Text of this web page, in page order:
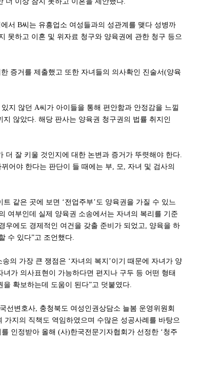
서 B씨는 유흥업소 여성들과의 성관계를 맺다 성병까
못하고 이혼 및 위자료 청구와 양육권에 관한 청구 등으
증거를 제출했고 또한 자녀들의 의사확인 진술서(양육
지 않던 A씨가 아이들을 통해 편안함과 안정감을 느낄
않았다. 해당 판사는 양육권 청구권의 법률 취지인
더 잘 키울 것인지에 대한 논변과 증거가 뚜렷해야 한다.
어야 한다는 판단이 들 때에는 부, 모, 자녀 및 검사의
트 같은 곳에 보면 ‘전업주부’도 양육권을 가질 수 있느
여부인데 실제 양육권 소송에서는 자녀의 복리를 기준
우에도 경제적인 여건을 갖출 준비가 되었고, 양육을 하
수 있다”고 조언했다.
의 가장 큰 쟁점은 ‘자녀의 복지’이기 때문에 자녀가 양
가 의사표현이 가능하다면 편지나 구두 등 어떤 형태
확보하는데 도움이 된다”고 덧붙였다.
선변호사, 충청북도 여성인권상담소 늘봄 운영위원회
지의 직책도 역임하였으며 수많은 성공사례를 바탕으
인정받아 올해 (사)한국전문기자협회가 선정한 ‘청주